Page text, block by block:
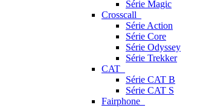
Série Magic
Crosscall
Série Action
Série Core
Série Odyssey
Série Trekker
CAT
Série CAT B
Série CAT S
Fairphone